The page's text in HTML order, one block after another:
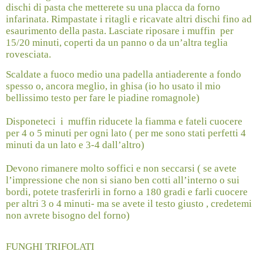
dischi di pasta che metterete su una placca da forno
infarinata. Rimpastate i ritagli e ricavate altri dischi fino ad
esaurimento della pasta. Lasciate riposare i muffin per
15/20 minuti, coperti da un panno o da un’altra teglia
rovesciata.
Scaldate a fuoco medio una padella antiaderente a fondo
spesso o, ancora meglio, in ghisa (io ho usato il mio
bellissimo testo per fare le piadine romagnole)
Disponeteci i muffin riducete la fiamma e fateli cuocere
per 4 o 5 minuti per ogni lato ( per me sono stati perfetti 4
minuti da un lato e 3-4 dall’altro)
Devono rimanere molto soffici e non seccarsi ( se avete
l’impressione che non si siano ben cotti all’interno o sui
bordi, potete trasferirli in forno a 180 gradi e farli cuocere
per altri 3 o 4 minuti- ma se avete il testo giusto , credetemi
non avrete bisogno del forno)
FUNGHI TRIFOLATI